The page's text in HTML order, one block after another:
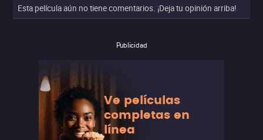
Esta película aún no tiene comentarios. ¡Deja tu opinión arriba!
Publicidad
Ve películas
completas en
línea